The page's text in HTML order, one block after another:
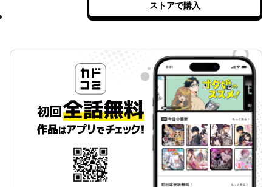
ストアで購入